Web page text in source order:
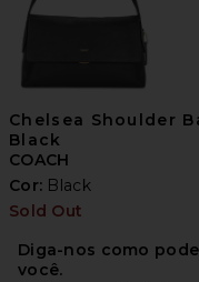
Chelsea Shoulder
Black
COACH
Cor: Black
Sold Out
Diga-nos como
você.